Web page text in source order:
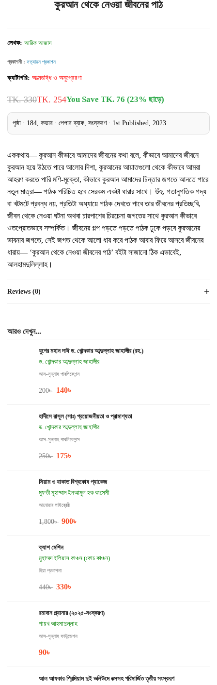
কুরআন থেকে নেওয়া জীবনের পাঠ
লেখক: আরিফ আজাদ
প্রকাশনী : সত্যায়ন প্রকাশন
ক্যাটাগরি: আত্মশুদ্ধি ও অনুপ্রেরণা
TK. 330TK. 254You Save TK. 76 (23% ছাড়ে)
পৃষ্ঠা : 184, কভার : পেপার ব্যাক, সংস্করণ : 1st Published, 2023
এককথায়— কুরআন কীভাবে আমাদের জীবনের কথা বলে, কীভাবে আমাদের জীবনে
কুরআন হয়ে উঠতে পারে আলোর দিশা, কুরআনের আয়াতগুলো থেকে কীভাবে আমরা
আহরণ করতে পারি মণি-মুক্তো, কীভাবে কুরআন আমাদের চিন্তার জগতে আনতে পারে
নতুন মাত্রা— পাঠক পরিচিত হবে সেরকম একটা ধারার সাথে। উঁহু, গতানুগতিক গদ্য
বা খটমটে প্রবন্ধ নয়, প্রতিটা অধ্যায়ে পাঠক দেখতে পাবে তার জীবনের প্রতিচ্ছবি,
জীবন থেকে নেওয়া ঘটনা অথবা চারপাশের চিরচেনা জগতের সাথে কুরআন কীভাবে
ওতপ্রোতভাবে সম্পর্কিত। জীবনের গল্প পড়তে পড়তে পাঠক ঢুকে পড়বে কুরআনের
ভাবনার জগতে, সেই জগত থেকে আলো ধার করে পাঠক আবার ফিরে আসবে জীবনের
ধারায়— ‘কুরআন থেকে নেওয়া জীবনের পাঠ’ বইটা সাজানো ঠিক এভাবেই,
আলহামদুলিল্লাহ।
Reviews (0)
আরও দেখুন...
যুগের মহান দাঈ ড. খোন্দকার আব্দুল্লাহ জাহাঙ্গীর (রহ.)
ড. খোন্দকার আব্দুল্লাহ জাহাঙ্গীর
আস-সুন্নাহ পাবলিকেশন্স
200৳ 140৳
হাদীসে রাসূল (সাঃ) প্রয়োজনীয়তা ও প্রামাণ্যতা
ড. খোন্দকার আব্দুল্লাহ জাহাঙ্গীর
আস-সুন্নাহ পাবলিকেশন্স
250৳ 175৳
সিয়াম ও যাকাত বিশ্বকোষ প্যাকেজ
মুফতী মুহাম্মাদ ইনআমুল হক কাসেমী
আনোয়ার লাইব্রেরী
1,800৳ 900৳
ক্যাশ মেশিন
মুহাম্মদ ইলিয়াস কাঞ্চন (কোচ কাঞ্চন)
হিয়া প্রকাশনা
440৳ 330৳
রমাদান প্ল্যানার (২০২৫-সংস্করণ)
শায়খ আহমাদুল্লাহ
আস-সুন্নাহ ফাউন্ডেশন
90৳
আল আযকার-প্রিমিয়াম দুই ভলিউমে বক্সসহ পরিমার্জিত তৃতীয় সংস্করণ